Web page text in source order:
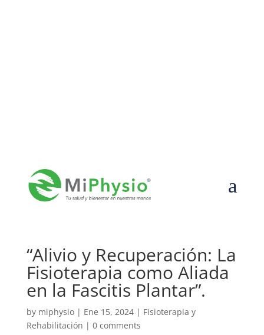
a
“Alivio y Recuperación: La
Fisioterapia como Aliada
en la Fascitis Plantar”.
by miphysio| Ene 15, 2024| Fisioterapia y
Rehabilitación | 0 comments